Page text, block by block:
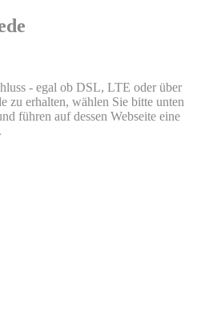
- egal ob DSL, LTE oder über
zu erhalten, wählen Sie bitte unten
führen auf dessen Webseite eine